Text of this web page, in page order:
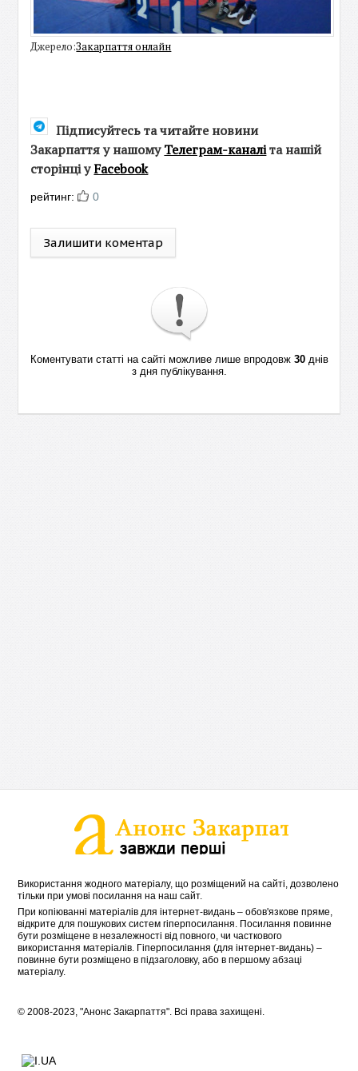
Джерело:Закарпаття онлайн
Підписуйтесь та читайте новини
Закарпаття у нашомуТелеграм-каналіта нашій
сторінці уFacebook
рейтинг: 0
Залишити коментар
Коментувати статті на сайті можливе лише впродовж 30днів
з дня публікування.
Використання жодного матеріалу, що розміщений на сайті, дозволено
тільки при умові посилання на наш сайт.
При копіюванні матеріалів для інтернет-видань – обов'язкове пряме,
відкрите для пошукових систем гіперпосилання. Посилання повинне
бути розміщене в незалежності від повного, чи часткового
використання матеріалів. Гіперпосилання (для інтернет-видань) –
повинне бути розміщено в підзаголовку, або в першому абзаці
матеріалу.
© 2008-2023, "Анонс Закарпаття". Всі права захищені.